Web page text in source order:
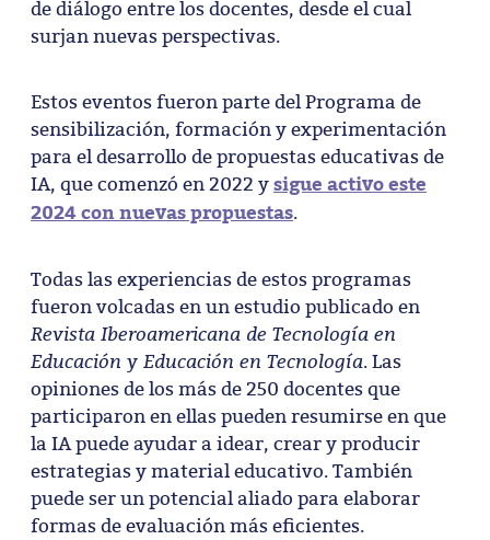
de diálogo entre los docentes, desde el cual
surjan nuevas perspectivas.
Estos eventos fueron parte del Programa de
sensibilización, formación y experimentación
para el desarrollo de propuestas educativas de
IA, que comenzó en 2022 ysigue activo este
2024 con nuevas propuestas.
Todas las experiencias de estos programas
fueron volcadas en un estudio publicado en
Revista Iberoamericana de Tecnología en
Educación y Educación en Tecnología. Las
opiniones de los más de 250 docentes que
participaron en ellas pueden resumirse en que
la IA puede ayudar a idear, crear y producir
estrategias y material educativo. También
puede ser un potencial aliado para elaborar
formas de evaluación más eficientes.